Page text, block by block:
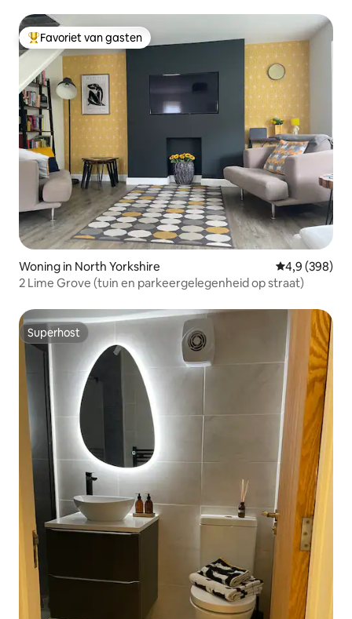
Topfavoriet van gasten
Favoriet van gasten
Woning in North Yorkshire Gemiddelde
4,9 (398)
2 Lime Grove (tuin en parkeergelegenheid op straat)
Superhost
Superhost